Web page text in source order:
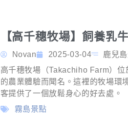
【高千穗牧場】飼養乳
Novan 2025-03-04
鹿兒
高千穗牧場（Takachiho Farm）
的農業體驗而聞名。這裡的牧場環
客提供了一個放鬆身心的好去處。
霧島景點